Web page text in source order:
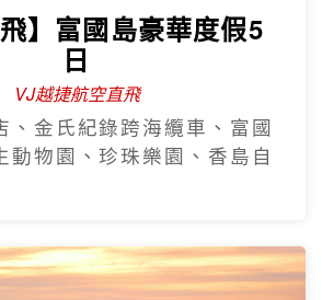
飛】富國島豪華度假5
日
VJ越捷航空直飛
、金氏紀錄跨海纜車、富國
動物園、珍珠樂園、香島自